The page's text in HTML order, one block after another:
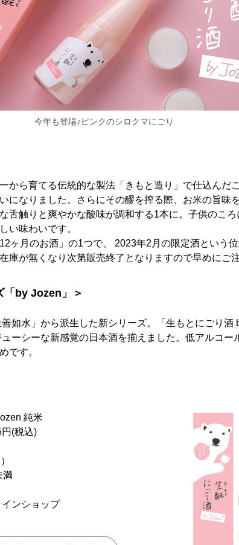
今年も登場♪ピンクのシロクマにごり
から育てる伝統的な製法「きもと造り」で仕込んだ
になりました。さらにその醪を搾る際、お米の旨味
舌触りと爽やかな酸味が調和する1本に。子供のこ
い味わいです。
ヶ月のお酒」の1つで、 2023年2月の限定酒という
庫が無くなり次第販売終了となりますので早めにご
「by Jozen」＞
善如水」から派生した新シリーズ。「生もとにごり酒
ーシーな新感覚の日本酒を揃えました。低アルコー
です。
純米
(税込)
満
ンショップ